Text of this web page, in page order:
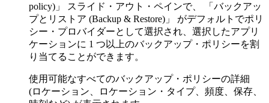
policy)」
スライド・アウト・ペインで、
「バックアッ
プとリストア (Backup & Restore)」
がデフォルトでポリ
シー・プロバイダーとして選択され、選択したアプリ
ケーションに 1 つ以上のバックアップ・ポリシーを割
り当てることができます。
使用可能なすべてのバックアップ・ポリシーの詳細
(ロケーション、ロケーション・タイプ、頻度、保存、